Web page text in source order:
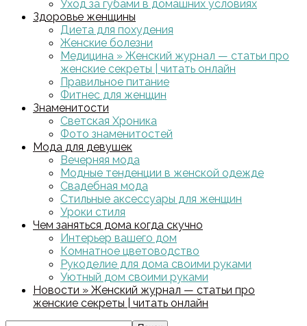
Уход за губами в домашних условиях
Здоровье женщины
Диета для похудения
Женские болезни
Медицина » Женский журнал — статьи про
женские секреты | читать онлайн
Правильное питание
Фитнес для женщин
Знаменитости
Светская Хроника
Фото знаменитостей
Мода для девушек
Вечерняя мода
Модные тенденции в женской одежде
Свадебная мода
Стильные аксессуары для женщин
Уроки стиля
Чем заняться дома когда скучно
Интерьер вашего дом
Комнатное цветоводство
Рукоделие для дома своими руками
Уютный дом своими руками
Новости » Женский журнал — статьи про
женские секреты | читать онлайн